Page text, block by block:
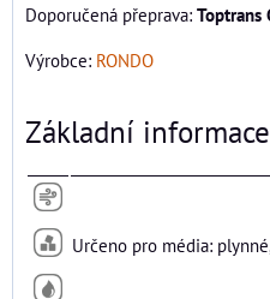
Toptrans
Výrobce: RONDO
Základní informace
Určeno pro média: